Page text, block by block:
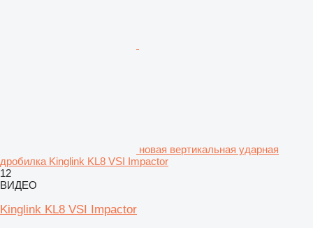
новая вертикальная ударная
дробилка Kinglink KL8 VSI Impactor
12
ВИДЕО
Kinglink KL8 VSI Impactor